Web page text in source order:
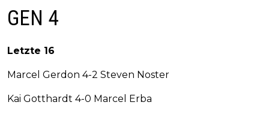
GEN 4
Letzte 16
Marcel Gerdon 4-2 Steven Noster
Kai Gotthardt 4-0 Marcel Erba